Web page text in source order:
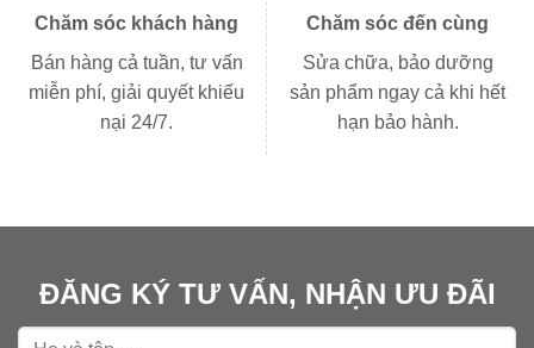
Chăm sóc khách hàng
Bán hàng cả tuần, tư vấn
miễn phí, giải quyết khiếu
nại 24/7.
Chăm sóc đến cùng
Sửa chữa, bảo dưỡng
sản phẩm ngay cả khi hết
hạn bảo hành.
ĐĂNG KÝ TƯ VẤN, NHẬN ƯU ĐÃI